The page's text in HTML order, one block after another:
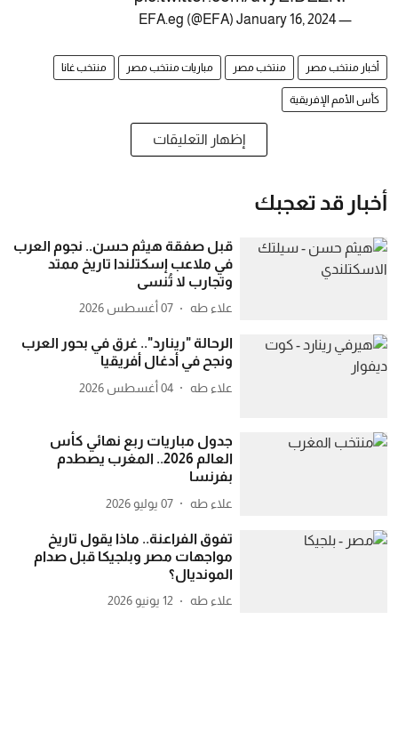
— EFA.eg (@EFA)
January 16, 2024
أخبار منتخب مصر منتخب مصر مباريات منتخب مصر منتخب غانا
كأس الأمم الإفريقية
إظهار التعليقات
أخبار قد تعجبك
قبل صفقة هيثم حسن.. نجوم العرب
في ملاعب إسكتلندا تاريخ ممتد
وتجارب لا تُنسى
علاء طه 07 أغسطس 2026
الرحالة "رينارد".. غرق في بحور العرب
ونجح في أدغال أفريقيا
علاء طه 04 أغسطس 2026
جدول مباريات ربع نهائي كأس
العالم 2026.. المغرب يصطدم
بفرنسا
علاء طه 07 يوليو 2026
تفوق الفراعنة.. ماذا يقول تاريخ
مواجهات مصر وبلجيكا قبل صدام
المونديال؟
علاء طه 12 يونيو 2026